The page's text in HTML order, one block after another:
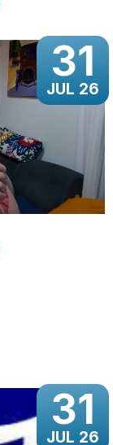
31
JUL 26
31
JUL 26